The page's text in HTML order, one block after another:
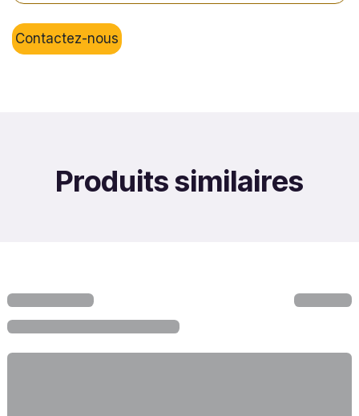
Contactez-nous
Produits similaires